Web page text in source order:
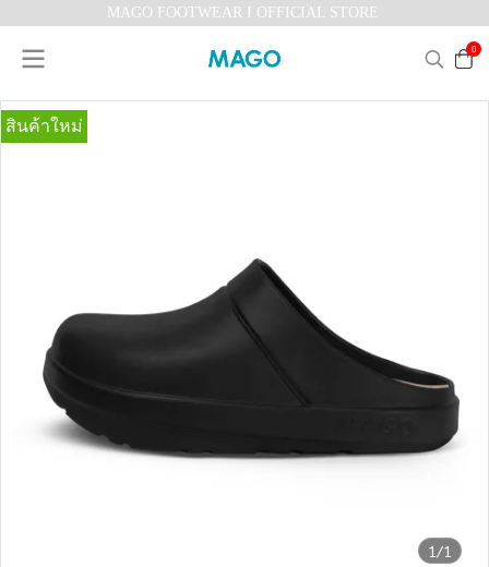
MAGO FOOTWEAR I OFFICIAL STORE
0
1/1
สินค้าใหม่